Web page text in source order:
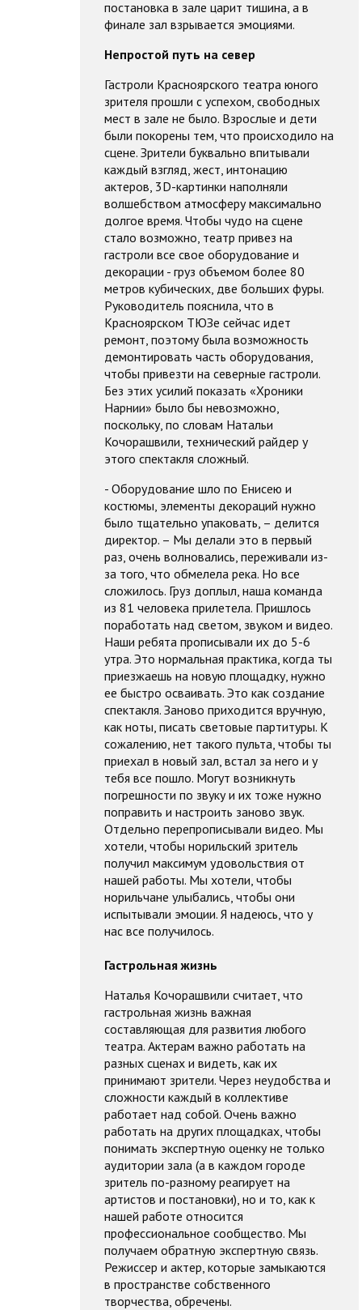
постановка в зале царит тишина, а в
финале зал взрывается эмоциями.
Непростой путь на север
Гастроли Красноярского театра юного
зрителя прошли с успехом, свободных
мест в зале не было. Взрослые и дети
были покорены тем, что происходило на
сцене. Зрители буквально впитывали
каждый взгляд, жест, интонацию
актеров, 3D-картинки наполняли
волшебством атмосферу максимально
долгое время. Чтобы чудо на сцене
стало возможно, театр привез на
гастроли все свое оборудование и
декорации - груз объемом более 80
метров кубических, две больших фуры.
Руководитель пояснила, что в
Красноярском ТЮЗе сейчас идет
ремонт, поэтому была возможность
демонтировать часть оборудования,
чтобы привезти на северные гастроли.
Без этих усилий показать «Хроники
Нарнии» было бы невозможно,
поскольку, по словам Натальи
Кочорашвили, технический райдер у
этого спектакля сложный.
- Оборудование шло по Енисею и
костюмы, элементы декораций нужно
было тщательно упаковать, – делится
директор. – Мы делали это в первый
раз, очень волновались, переживали из-
за того, что обмелела река. Но все
сложилось. Груз доплыл, наша команда
из 81 человека прилетела. Пришлось
поработать над светом, звуком и видео.
Наши ребята прописывали их до 5-6
утра. Это нормальная практика, когда ты
приезжаешь на новую площадку, нужно
ее быстро осваивать. Это как создание
спектакля. Заново приходится вручную,
как ноты, писать световые партитуры. К
сожалению, нет такого пульта, чтобы ты
приехал в новый зал, встал за него и у
тебя все пошло. Могут возникнуть
погрешности по звуку и их тоже нужно
поправить и настроить заново звук.
Отдельно перепрописывали видео. Мы
хотели, чтобы норильский зритель
получил максимум удовольствия от
нашей работы. Мы хотели, чтобы
норильчане улыбались, чтобы они
испытывали эмоции. Я надеюсь, что у
нас все получилось.
Гастрольная жизнь
Наталья Кочорашвили считает, что
гастрольная жизнь важная
составляющая для развития любого
театра. Актерам важно работать на
разных сценах и видеть, как их
принимают зрители. Через неудобства и
сложности каждый в коллективе
работает над собой. Очень важно
работать на других площадках, чтобы
понимать экспертную оценку не только
аудитории зала (а в каждом городе
зритель по-разному реагирует на
артистов и постановки), но и то, как к
нашей работе относится
профессиональное сообщество. Мы
получаем обратную экспертную связь.
Режиссер и актер, которые замыкаются
в пространстве собственного
творчества, обречены.